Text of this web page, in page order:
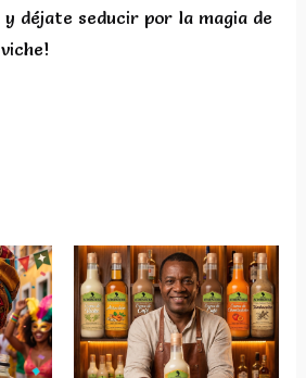
y déjate seducir por la magia de